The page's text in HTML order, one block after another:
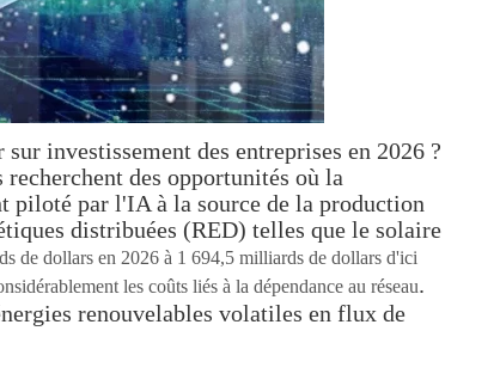
investissement des entreprises en 2026 ?
des opportunités où la
par l'IA à la source de la production
distribuées (RED) telles que le solaire
de dollars en 2026 à 1 694,5 milliards de dollars d'ici
les coûts liés à la dépendance au réseau.
renouvelables volatiles en flux de